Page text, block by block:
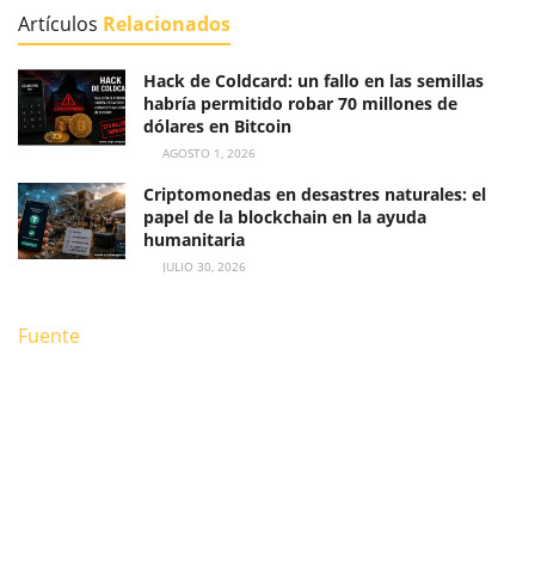
Artículos Relacionados
Hack de Coldcard: un fallo en las semillas
habría permitido robar 70 millones de
dólares en Bitcoin
AGOSTO 1, 2026
Criptomonedas en desastres naturales: el
papel de la blockchain en la ayuda
humanitaria
JULIO 30, 2026
Fuente